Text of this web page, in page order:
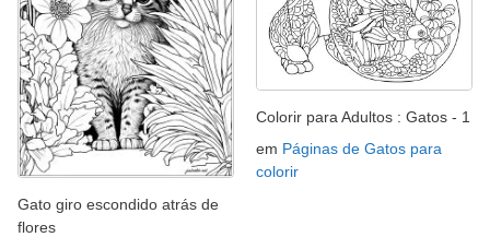
Gato giro escondido atrás de
flores
Colorir para Adultos : Gatos - 1
em Páginas de Gatos para
colorir